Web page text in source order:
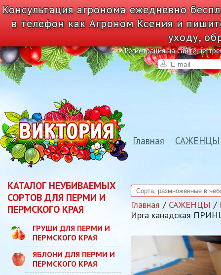
Консультация агронома ежедневно
в телефон как Агроном Ксения и
уходу,
Регистрация на сайте не
Главная САЖЕНЦЫ
КАТАЛОГ НЕУБИВАЕМЫХ
СОРТОВ ДЛЯ ПЕРМИ И
ПЕРМСКОГО КРАЯ
ГРУШИ ДЛЯ ПЕРМИ И
ПЕРМСКОГО КРАЯ
ЯБЛОНИ ДЛЯ ПЕРМИ И
ПЕРМСКОГО КРАЯ
Главная САЖЕНЦЫ
Ирга канадская